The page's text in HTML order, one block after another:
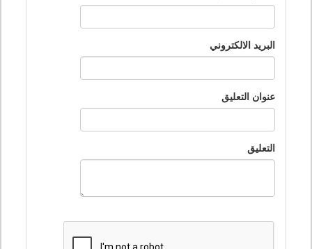
البريد الالكتروني
عنوان التعليق
التعليق